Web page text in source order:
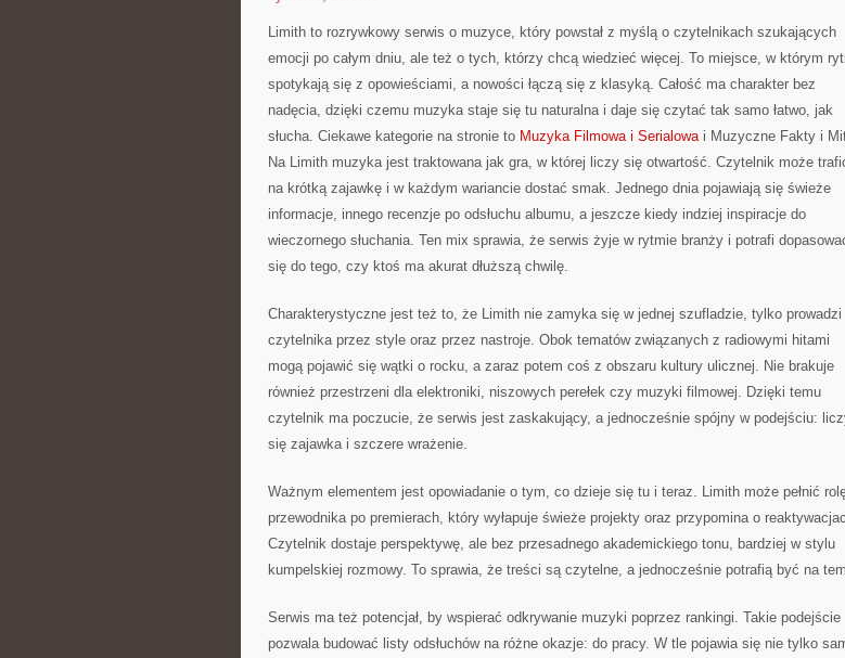
Limith to rozrywkowy serwis o muzyce, który powstał z myślą o czytelnikach szukających
emocji po całym dniu, ale też o tych, którzy chcą wiedzieć więcej. To miejsce, w którym
spotykają się z opowieściami, a nowości łączą się z klasyką. Całość ma charakter bez
nadęcia, dzięki czemu muzyka staje się tu naturalna i daje się czytać tak samo łatwo, jak
słucha. Ciekawe kategorie na stronie to Muzyka Filmowa i Serialowai Muzyczne Fakty i
Na Limith muzyka jest traktowana jak gra, w której liczy się otwartość. Czytelnik może
na krótką zajawkę i w każdym wariancie dostać smak. Jednego dnia pojawiają się świeże
informacje, innego recenzje po odsłuchu albumu, a jeszcze kiedy indziej inspiracje do
wieczornego słuchania. Ten mix sprawia, że serwis żyje w rytmie branży i potrafi
się do tego, czy ktoś ma akurat dłuższą chwilę.
Charakterystyczne jest też to, że Limith nie zamyka się w jednej szufladzie, tylko prowadzi
czytelnika przez style oraz przez nastroje. Obok tematów związanych z radiowymi hitami
mogą pojawić się wątki o rocku, a zaraz potem coś z obszaru kultury ulicznej. Nie brakuje
również przestrzeni dla elektroniki, niszowych perełek czy muzyki filmowej. Dzięki temu
czytelnik ma poczucie, że serwis jest zaskakujący, a jednocześnie spójny w podejściu:
się zajawka i szczere wrażenie.
Ważnym elementem jest opowiadanie o tym, co dzieje się tu i teraz. Limith może pełnić
przewodnika po premierach, który wyłapuje świeże projekty oraz przypomina o
Czytelnik dostaje perspektywę, ale bez przesadnego akademickiego tonu, bardziej w stylu
kumpelskiej rozmowy. To sprawia, że treści są czytelne, a jednocześnie potrafią być na
Serwis ma też potencjał, by wspierać odkrywanie muzyki poprzez rankingi. Takie podejście
pozwala budować listy odsłuchów na różne okazje: do pracy. W tle pojawia się nie tylko